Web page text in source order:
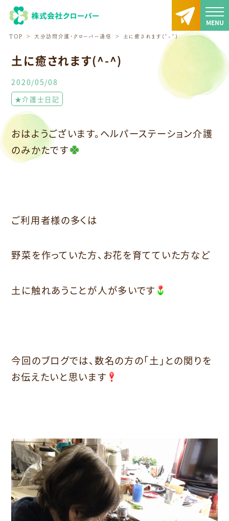
TOP 大分訪問介護・クローバー通信 土に癒されます(^-^)
土に癒されます(^-^)
2020/05/08
★介護士日記
おはようございます。ヘルパーステーション介護
のみかたです
ご利用者様の多くは
野菜を作っていた方、お花を育てていた方など
土に触れあうことが人が多いです
今回のブログでは、数名の方の「土」との関りを
お伝えたいと思います